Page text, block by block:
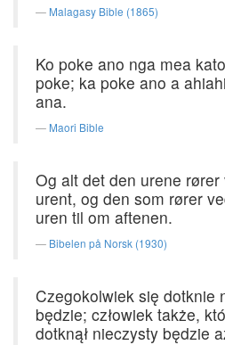
Malagasy Bible (1865)
Ko poke ano nga mea
poke; ka poke ano a
ana.
Maori Bible
Og alt det den urene
urent, og den som rører
uren til om aftenen.
Bibelen på Norsk (1930)
Czegokolwiek się dotknie
będzie; człowiek także,
dotknął nieczysty będzie